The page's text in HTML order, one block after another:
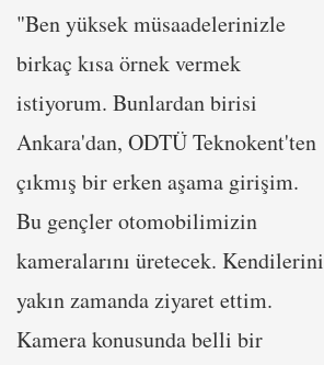
"Ben yüksek müsaadelerinizle
birkaç kısa örnek vermek
istiyorum. Bunlardan birisi
Ankara'dan, ODTÜ Teknokent'ten
çıkmış bir erken aşama girişim.
Bu gençler otomobilimizin
kameralarını üretecek. Kendilerini
yakın zamanda ziyaret ettim.
Kamera konusunda belli bir